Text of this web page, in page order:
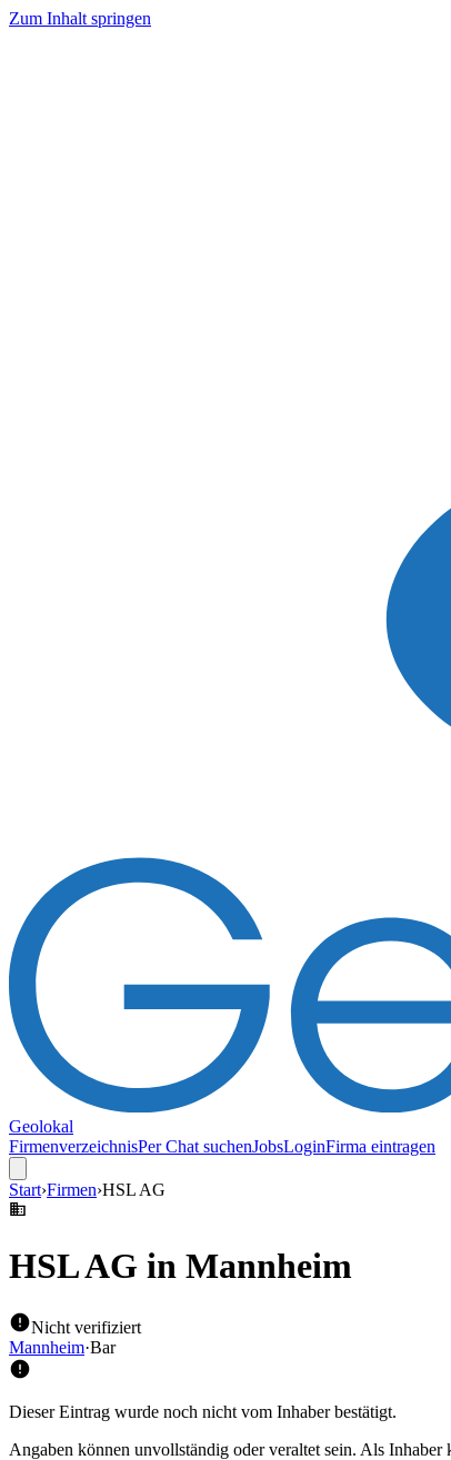
Zum Inhalt springen
Geolokal
FirmenverzeichnisPer Chat suchenJobsLoginFirma eintragen
Start›Firmen›HSL AG
HSL AG in Mannheim
Nicht verifiziert
Mannheim·Bar
Dieser Eintrag wurde noch nicht vom Inhaber bestätigt.
Angaben können unvollständig oder veraltet sein. Als